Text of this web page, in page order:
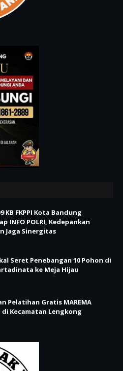
KB FKPPI Kota Bandung
INFO POLRI, Kedepankan
Jaga Sinergitas
Seret Penebangan 10 Pohon di
ke Meja Hijau
Pelatihan Gratis MAREMA
di Kecamatan Lengkong